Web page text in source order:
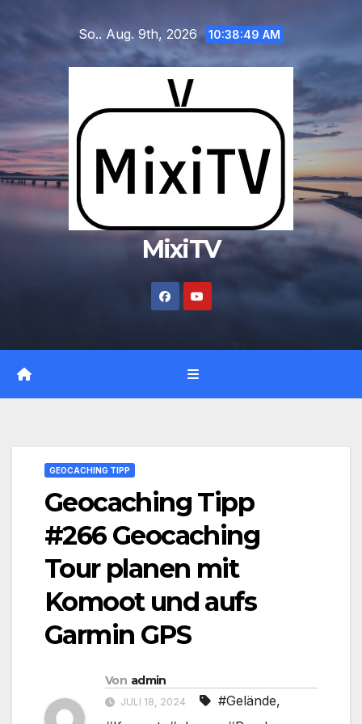
Inhalt
So.. Aug. 9th, 2026 10:38:50 AM
MixiTV
GEOCACHING TIPP
Geocaching Tipp
#266 Geocaching
Tour planen mit
Komoot und aufs
Garmin GPS
Von admin
JULI 18, 2024 #Gelände,